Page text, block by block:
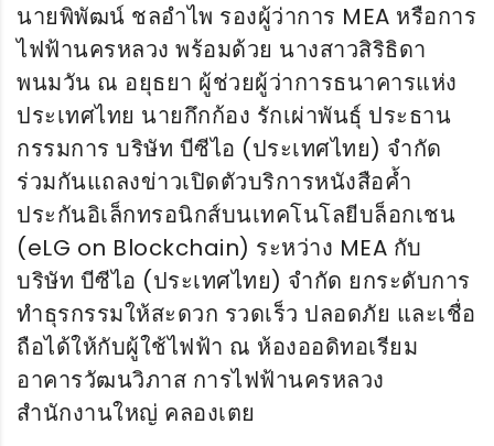
นายพิพัฒน์ ชลอำไพ รองผู้ว่าการ MEA หรือการ
ไฟฟ้านครหลวง พร้อมด้วย นางสาวสิริธิดา
พนมวัน ณ อยุธยา ผู้ช่วยผู้ว่าการธนาคารแห่ง
ประเทศไทย นายกึกก้อง รักเผ่าพันธุ์ ประธาน
กรรมการ บริษัท บีซีไอ (ประเทศไทย) จำกัด
ร่วมกันแถลงข่าวเปิดตัวบริการหนังสือค้ำ
ประกันอิเล็กทรอนิกส์บนเทคโนโลยีบล็อกเชน
(eLG on Blockchain) ระหว่าง MEA กับ
บริษัท บีซีไอ (ประเทศไทย) จำกัด ยกระดับการ
ทำธุรกรรมให้สะดวก รวดเร็ว ปลอดภัย และเชื่อ
ถือได้ให้กับผู้ใช้ไฟฟ้า ณ ห้องออดิทอเรียม
อาคารวัฒนวิภาส การไฟฟ้านครหลวง
สำนักงานใหญ่ คลองเตย